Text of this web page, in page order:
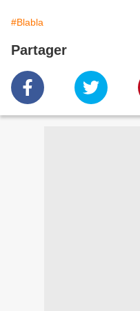
#Blabla
Partager